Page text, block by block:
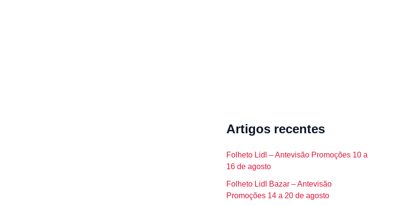
Artigos recentes
Folheto Lidl – Antevisão Promoções 10 a
16 de agosto
Folheto Lidl Bazar – Antevisão
Promoções 14 a 20 de agosto